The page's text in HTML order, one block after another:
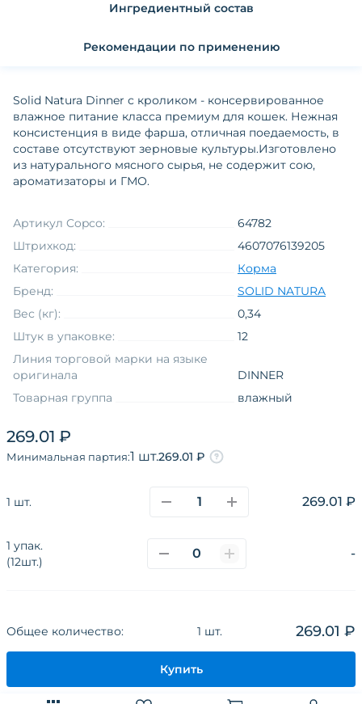
269.01 ₽
Минимальная партия:1 шт.269.01 ₽
1 шт. 269.01 ₽
1 упак.
(12шт.)
-
Общее количество: 1 шт. 269.01 ₽
Купить
Ингредиентный состав
Рекомендации по применению
Solid Natura Dinner с кроликом - консервированное
влажное питание класса премиум для кошек. Нежная
консистенция в виде фарша, отличная поедаемость, в
составе отсутствуют зерновые культуры.Изготовлено
из натурального мясного сырья, не содержит сою,
ароматизаторы и ГМО.
Артикул Copco:
64782
Штрихкод:
4607076139205
Категория:
Корма
Бренд:
SOLID NATURA
Вес (кг):
0,34
Штук в упаковке:
12
Линия торговой марки на языке
оригинала
DINNER
Товарная группа
влажный
Возраст
Вкус
Вид упаковки
Политика конфиденциальности
CoffeeStudio